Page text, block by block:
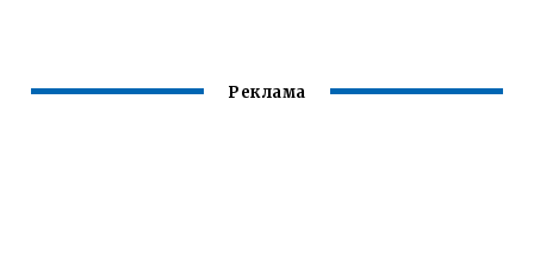
Реклама